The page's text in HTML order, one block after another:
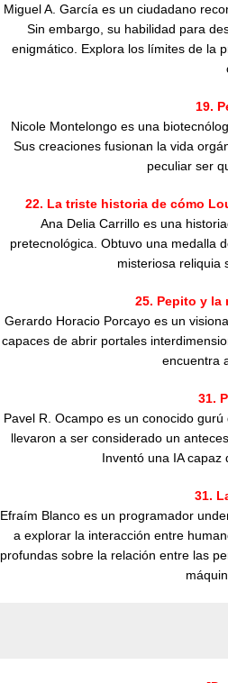
Miguel A. García es un ciudadano
Sin embargo, su habilidad para
enigmático. Explora los límites de la
19.
Nicole Montelongo es una
Sus creaciones fusionan la vida
peculiar ser
22. La triste historia de cómo
Ana Delia Carrillo es una
pretecnológica. Obtuvo una medalla
misteriosa reliquia
25. Pepito y la
Gerardo Horacio Porcayo es un
capaces de abrir portales
encuentra
31.
Pavel R. Ocampo es un conocido
llevaron a ser considerado un
Inventó una IA capaz
31.
Efraím Blanco es un programador
a explorar la interacción entre
profundas sobre la relación entre las